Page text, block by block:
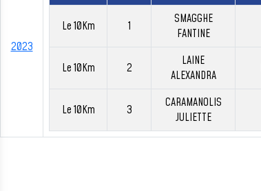
2023
Le 10Km 1
SMAGGHE
FANTINE
Le 10Km 2
LAINE
ALEXANDRA
Le 10Km 3
CARAMANOLIS
JULIETTE